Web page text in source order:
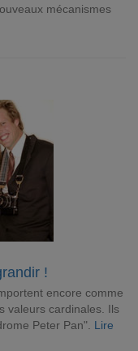
mécanismes
!
encore comme
valeurs cardinales. Ils
Peter Pan". Lire